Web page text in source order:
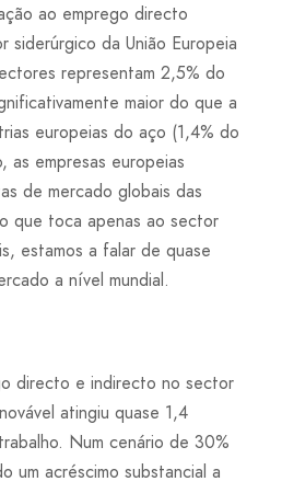
ao emprego directo
siderúrgico da União Europeia
representam 2,5% do
maior do que a
europeias do aço (1,4% do
as empresas europeias
de mercado globais das
que toca apenas ao sector
estamos a falar de quase
a nível mundial.
directo e indirecto no sector
atingiu quase 1,4
Num cenário de 30%
um acréscimo substancial a